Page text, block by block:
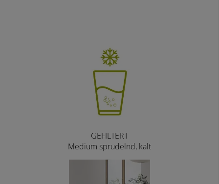
GEFILTERT
Medium sprudelnd, kalt